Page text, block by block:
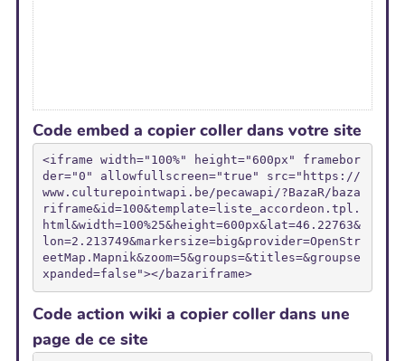
Code embed a copier coller dans votre site
<iframe width="100%" height="600px" framebor
der="0" allowfullscreen="true" src="https://
www.culturepointwapi.be/pecawapi/?BazaR/baza
riframe&id=100&template=liste_accordeon.tpl.
html&width=100%25&height=600px&lat=46.22763&
lon=2.213749&markersize=big&provider=OpenStr
eetMap.Mapnik&zoom=5&groups=&titles=&groupse
xpanded=false"></bazariframe>
Code action wiki a copier coller dans une
page de ce site